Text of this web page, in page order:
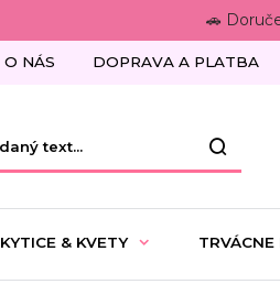
🚗
O NÁS DOPRAVA A PLATBA
KYTICE & KVETY TRVÁCNE